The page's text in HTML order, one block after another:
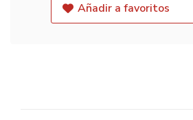
Añadir a favoritos